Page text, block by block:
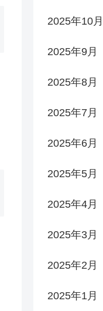
2025年10月
2025年9月
2025年8月
2025年7月
2025年6月
2025年5月
2025年4月
2025年3月
2025年2月
2025年1月